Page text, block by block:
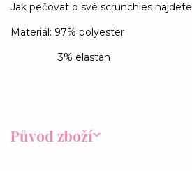
Jak pečovat o své scrunchies najdete
Materiál: 97% polyester
3% elastan
Původ zboží